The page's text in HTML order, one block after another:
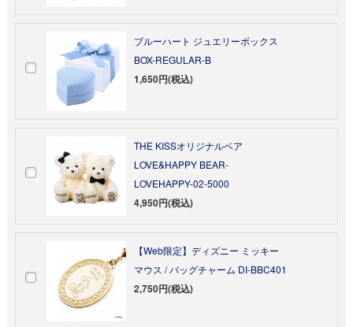
ブルーハート ジュエリーボックス
BOX-REGULAR-B
1,650円(税込)
THE KISSオリジナルベア
LOVE&HAPPY BEAR-
LOVEHAPPY-02-5000
4,950円(税込)
【Web限定】ディズニー ミッキー
マウス / バッグチャーム DI-BBC401
2,750円(税込)